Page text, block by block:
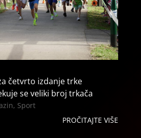
četvrto izdanje trke
se veliki broj trkača
, Sport
PROČITAJTE VIŠE